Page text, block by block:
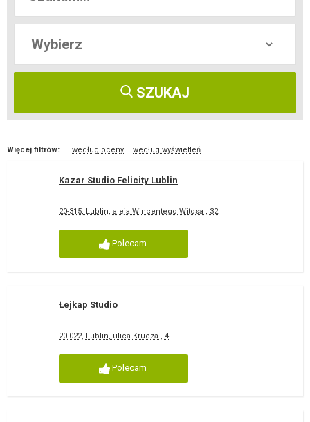
SZUKAJ
Więcej filtrów: według oceny według wyświetleń
Kazar Studio Felicity Lublin
20-315, Lublin, aleja Wincentego Witosa , 32
Polecam
Łejkap Studio
20-022, Lublin, ulica Krucza , 4
Polecam